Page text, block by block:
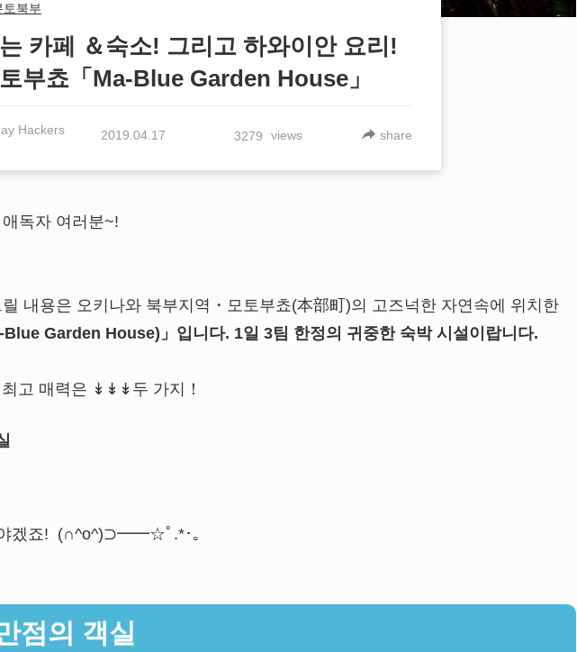
토북부
카페 ＆숙소! 그리고 하와이안 요리!
부쵸「Ma-Blue Garden House」
Hackers
2019.04.17 3279 views share
독자 여러분~!
내용은 오키나와 북부지역・모토부쵸(本部町)의 고즈넉한 자연속에 위치한
Blue Garden House)」입니다. 1일 3팀 한정의 귀중한 숙박 시설이랍니다.
고 매력은 ↡↡↡두 가지！
야겠죠! (∩^o^)⊃━━☆ﾟ.*･｡
점의 객실
관」을 2배로 즐기는 방법♪